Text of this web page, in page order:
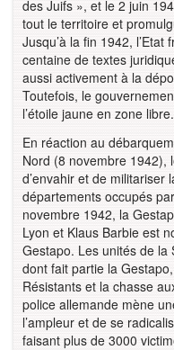
des Juifs », et le 2 juin
tout le territoire et
Jusqu’à la fin 1942,
centaine de textes
aussi activement à la
Toutefois, le
l’étoile jaune en zone libre.
En réaction au
Nord (8 novembre 1942),
d’envahir et de militariser
départements occupés
novembre 1942, la
Lyon et Klaus Barbie est
Gestapo. Les unités de la
dont fait partie la
Résistants et la chasse
police allemande mène
l’ampleur et de se
faisant plus de 3000